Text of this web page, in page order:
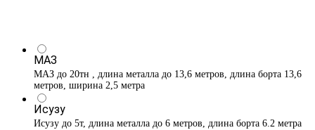
МАЗ
МАЗ до 20тн , длина металла до 13,6 метров, длина борта 13,6
метров, ширина 2,5 метра
Исузу
Исузу до 5т, длина металла до 6 метров, длина борта 6.2 метра